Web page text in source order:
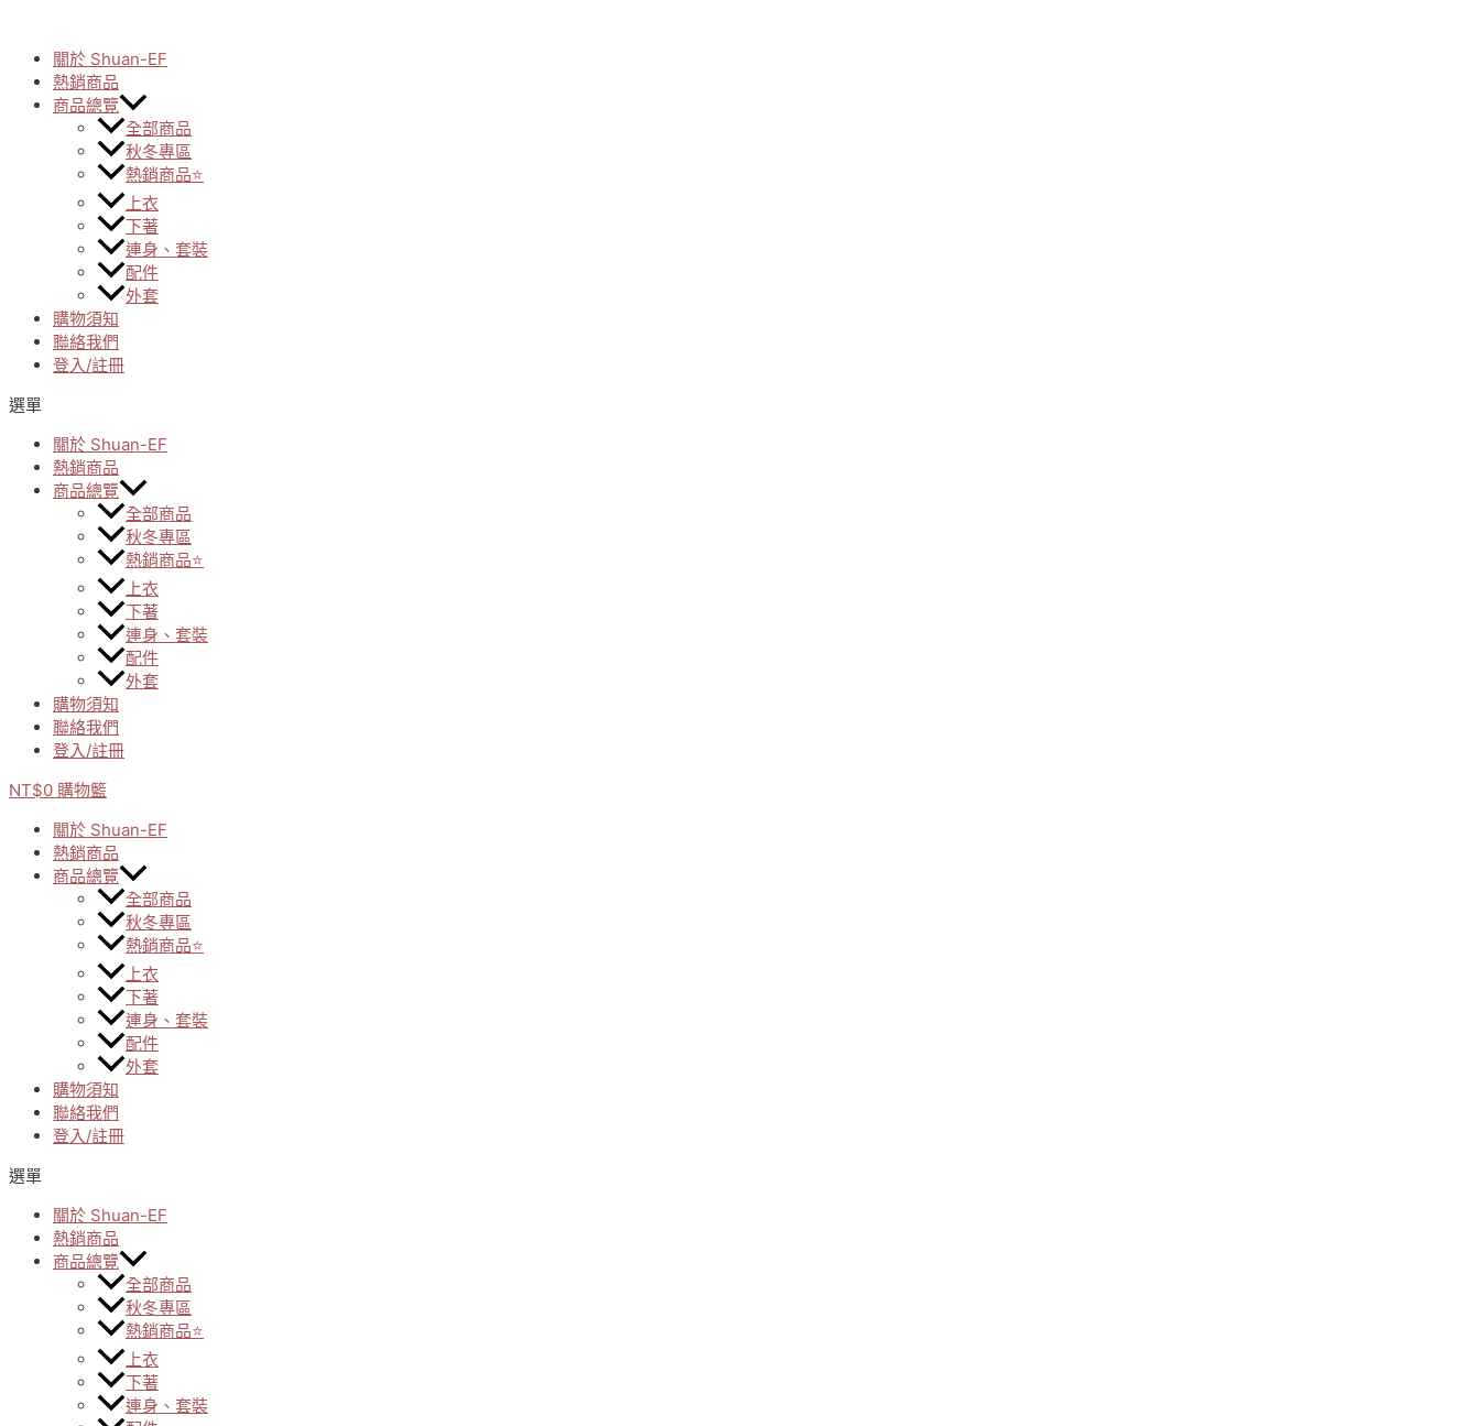
content關於 Shuan-EF
熱銷商品
商品總覽
全部商品
秋冬專區
熱銷商品⭐
上衣
下著
連身、套裝
配件
外套
購物須知
聯絡我們
登入/註冊
選單
關於 Shuan-EF
熱銷商品
商品總覽
全部商品
秋冬專區
熱銷商品⭐
上衣
下著
連身、套裝
配件
外套
購物須知
聯絡我們
登入/註冊
NT$0 購物籃
關於 Shuan-EF
熱銷商品
商品總覽
全部商品
秋冬專區
熱銷商品⭐
上衣
下著
連身、套裝
配件
外套
購物須知
聯絡我們
登入/註冊
選單
關於 Shuan-EF
熱銷商品
商品總覽
全部商品
秋冬專區
熱銷商品⭐
上衣
下著
連身、套裝